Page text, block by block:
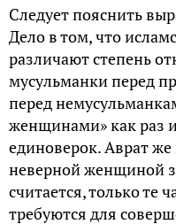
Следует пояснить
Дело в том, что
различают степень
мусульманки перед
перед
женщинами» как раз
единоверок. Аврат
неверной женщиной
считается, только те
требуются для